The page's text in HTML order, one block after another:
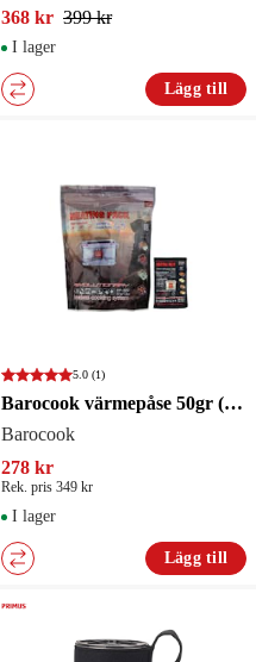
368 kr 399 kr
I lager
Lägg till
5.0 (1)
Barocook värmepåse 50gr (10 per påse)
Barocook
278 kr
Rek. pris 349 kr
I lager
Lägg till